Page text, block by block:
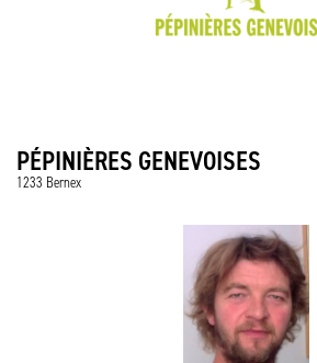
PÉPINIÈRES GENEVOISES
1233 Bernex